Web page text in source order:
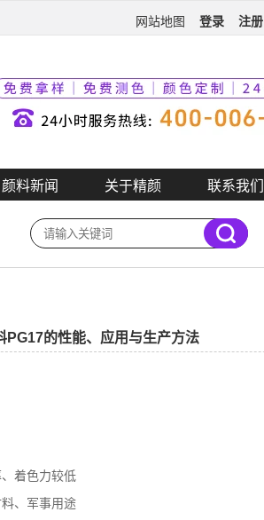
网站地图 登录 注册
颜料新闻 关于精颜 联系我们
PG17的性能、应用与生产方法
着色力较低
、军事用途